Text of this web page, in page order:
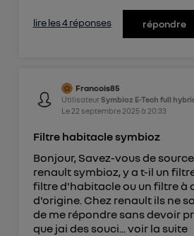
lire les 4 réponses répondre
Francois85
UtilisateurSymbioz E-Tech full
Le 22 septembre 2025à 20:33
Filtre habitacle symbioz
Bonjour, Savez-vous de
renault symbioz, y a t-il un
filtre d'habitacle ou un filtre à
d'origine. Chez renault ils ne
de me répondre sans devoir
que jai des souci... voir la suite